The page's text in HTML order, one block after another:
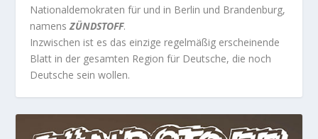
Nationaldemokraten für und in Berlin und Brandenburg,
namensZÜNDSTOFF.
Inzwischen ist es das einzige regelmäßig erscheinende
Blatt in der gesamten Region für Deutsche, die noch
Deutsche sein wollen.